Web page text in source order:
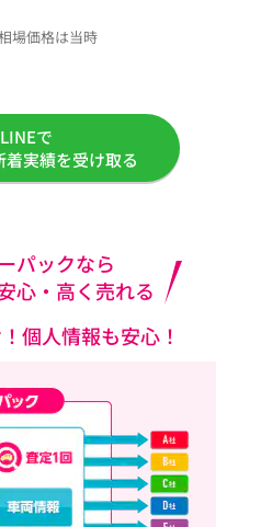
場価格は当時
LINEで
着実績を受け取る
パックなら
心・高く売れる
個人情報も安心！